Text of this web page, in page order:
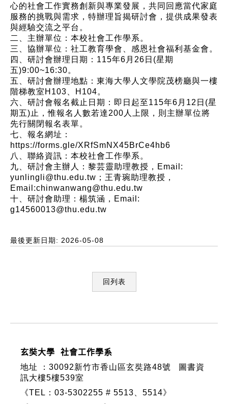
心的社會工作實務創新與專業發展，共同回應當代家庭
服務的挑戰與需求，特辦理旨揭研討會，提供成果發表
與經驗交流之平台。
二、主辦單位：本校社會工作學系。
三、協辦單位：社工教育學會、感恩社會福利基金會。
四、研討會辦理日期：115年6月26日(星期
五)9:00~16:30。
五、研討會辦理地點：東海大學人文學院茂榜廳與一樓
階梯教室H103、H104。
六、研討會報名截止日期：即日起至115年6月12日(星
期五)止，惟報名人數若達200人上限，則主辦單位將
先行關閉報名表單。
七、報名網址：
https://forms.gle/XRfSmNX45BrCe4hb6
八、聯絡資訊：本校社會工作學系。
九、研討會主辦人：黎芸靈助理教授，Email:
yunlingli@thu.edu.tw；王青琬助理教授，
Email:chinwanwang@thu.edu.tw
十、研討會助理：楊筑涵，Email:
g14560013@thu.edu.tw
最後更新日期: 2026-05-08
回列表
玄奘大學 社會工作學系
地址 ： 30092新竹市香山區玄奘路48號
圖書資
訊大樓5樓539室
《TEL：03-5302255 # 5513、5514》